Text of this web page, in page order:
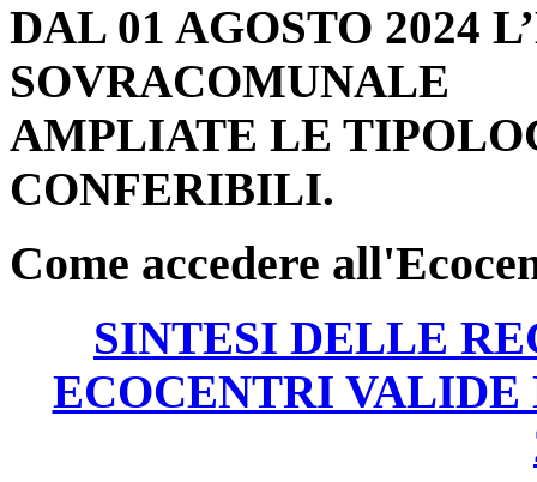
DAL 01 AGOSTO 2024
SOVRACOMUNALE
AMPLIATE LE
CONFERIBILI.
Come accedere
SINTESI DELLE
ECOCENTRI